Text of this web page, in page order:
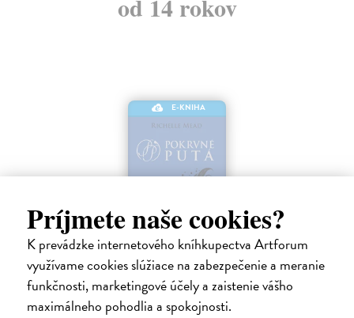
Príjmete naše cookies?
K prevádzke internetového kníhkupectva Artforum
využívame cookies slúžiace na zabezpečenie a meranie
funkčnosti, marketingové účely a zaistenie vášho
maximálneho pohodlia a spokojnosti.
E-KNIHA
Strieborné tiene
Mead Richelle| Elektronická kniha